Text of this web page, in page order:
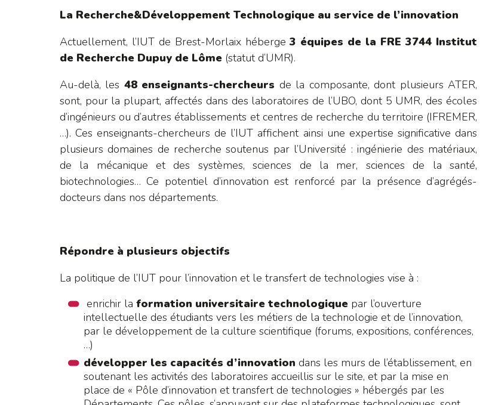
La Recherche&Développement Technologique au service de l’innovation
Actuellement, l’IUT de Brest-Morlaix héberge3 équipes de la FRE 3744 Institut
de Recherche Dupuy de Lôme(statut d’UMR).
Au-delà, les 48 enseignants-chercheurs de la composante, dont plusieurs ATER,
sont, pour la plupart, affectés dans des laboratoires de l’UBO, dont 5 UMR, des écoles
d’ingénieurs ou d’autres établissements et centres de recherche du territoire (IFREMER,
…). Ces enseignants-chercheurs de l’IUT affichent ainsi une expertise significative dans
plusieurs domaines de recherche soutenus par l’Université : ingénierie des matériaux,
de la mécanique et des systèmes, sciences de la mer, sciences de la santé,
biotechnologies… Ce potentiel d’innovation est renforcé par la présence d’agrégés-
docteurs dans nos départements.
Répondre à plusieurs objectifs
La politique de l’IUT pour l’innovation et le transfert de technologies vise à :
enrichir la formation universitaire technologiquepar l’ouverture
intellectuelle des étudiants vers les métiers de la technologie et de l’innovation,
par le développement de la culture scientifique (forums, expositions, conférences,
…)
développer les capacités d’innovation dans les murs de l’établissement, en
soutenant les activités des laboratoires accueillis sur le site, et par la mise en
place de « Pôle d’innovation et transfert de technologies » hébergés par les